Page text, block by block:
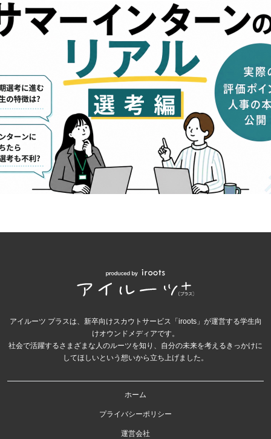
アイルーツ プラスは、新卒向けスカウトサービス「iroots」が運営する学生向
けオウンドメディアです。
社会で活躍するさまざまな人のルーツを知り、自分の未来を考えるきっかけに
してほしいという想いから立ち上げました。
ホーム
プライバシーポリシー
運営会社